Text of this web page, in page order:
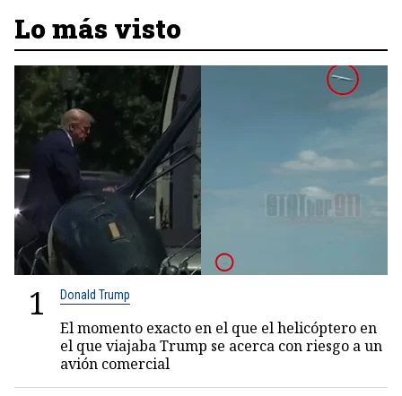
Lo más visto
1 Donald Trump
El momento exacto en el que el helicóptero en
el que viajaba Trump se acerca con riesgo a un
avión comercial